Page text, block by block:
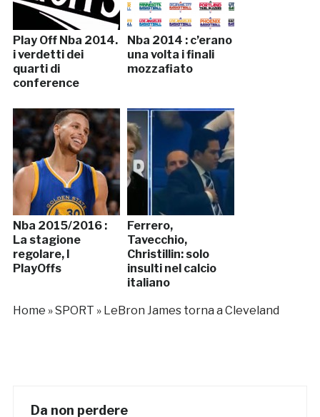
Play Off Nba 2014.
i verdetti dei
quarti di
conference
Nba 2014 : c’erano
una volta i finali
mozzafiato
Nba 2015/2016 :
La stagione
regolare, I
PlayOffs
Ferrero,
Tavecchio,
Christillin: solo
insulti nel calcio
italiano
Home »SPORT » LeBron James torna a Cleveland
Da non perdere